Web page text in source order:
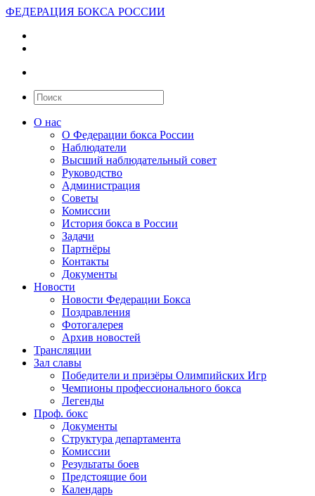
ФЕДЕРАЦИЯ БОКСА РОССИИ
О нас
О Федерации бокса России
Наблюдатели
Высший наблюдательный совет
Руководство
Администрация
Советы
Комиссии
История бокса в России
Задачи
Партнёры
Контакты
Документы
Новости
Новости Федерации Бокса
Поздравления
Фотогалерея
Архив новостей
Трансляции
Зал славы
Победители и призёры Олимпийских Игр
Чемпионы профессионального бокса
Легенды
Проф. бокс
Документы
Структура департамента
Комиссии
Результаты боев
Предстоящие бои
Календарь